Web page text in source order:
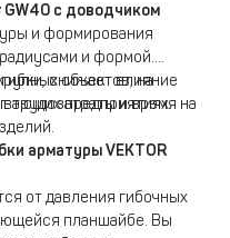
GW40 с доводчиком
и формирования
и формой.
объектов, на
предприятиях.
снижает влияние
трудозатраты и время на
арматуры VEKTOR
от давления гибочных
планшайбе. Вы